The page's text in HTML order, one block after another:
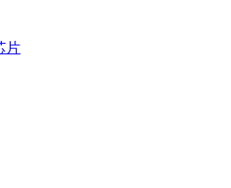
片